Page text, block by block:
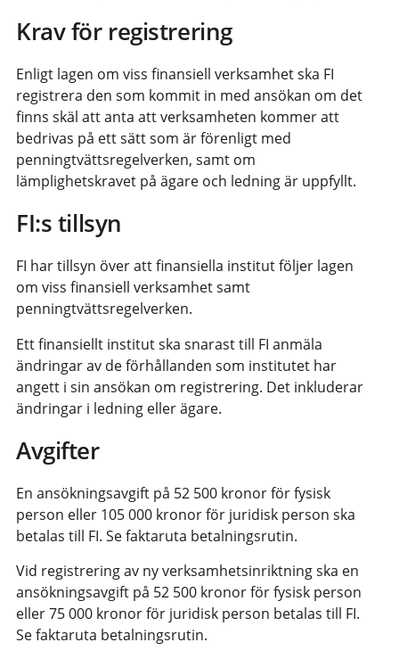
Krav för registrering
Enligt lagen om viss finansiell verksamhet ska FI
registrera den som kommit in med ansökan om det
finns skäl att anta att verksamheten kommer att
bedrivas på ett sätt som är förenligt med
penningtvättsregelverken, samt om
lämplighetskravet på ägare och ledning är uppfyllt.
FI:s tillsyn
FI har tillsyn över att finansiella institut följer lagen
om viss finansiell verksamhet samt
penningtvättsregelverken.
Ett finansiellt institut ska snarast till FI anmäla
ändringar av de förhållanden som institutet har
angett i sin ansökan om registrering. Det inkluderar
ändringar i ledning eller ägare.
Avgifter
En ansökningsavgift på 52 500 kronor för fysisk
person eller 105 000 kronor för juridisk person ska
betalas till FI. Se faktaruta betalningsrutin.
Vid registrering av ny verksamhetsinriktning ska en
ansökningsavgift på 52 500 kronor för fysisk person
eller 75 000 kronor för juridisk person betalas till FI.
Se faktaruta betalningsrutin.